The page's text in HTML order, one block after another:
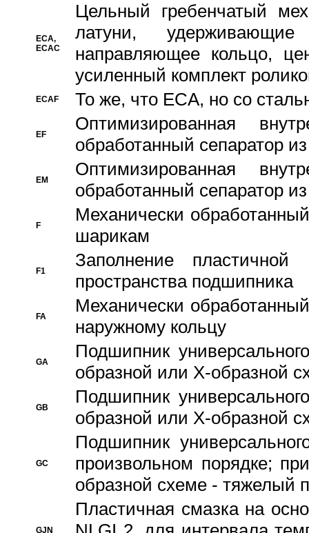
ECA,
ECAC
Цельный гребенчатый
латуни,
направляющее кольцо,
усиленный комплект
ECAF То же, что ECA, но со
EF
Оптимизированная
обработанный сепаратор
EM
Оптимизированная
обработанный сепаратор
F
Механически
шарикам
F1
Заполнение
пространства подшипника
FA
Механически
наружному кольцу
GA
Подшипник
образной или Х-образной
GB
Подшипник
образной или Х-образной
GC
Подшипник
произвольном порядке;
образной схеме - тяжелый
GJN
Пластичная смазка на